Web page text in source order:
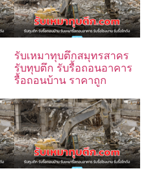
รับเหมาทุบตึกสมุทรสาคร
รับทุบตึก รับรื้อถอนอาคาร
รื้อถอนบ้าน ราคาถูก